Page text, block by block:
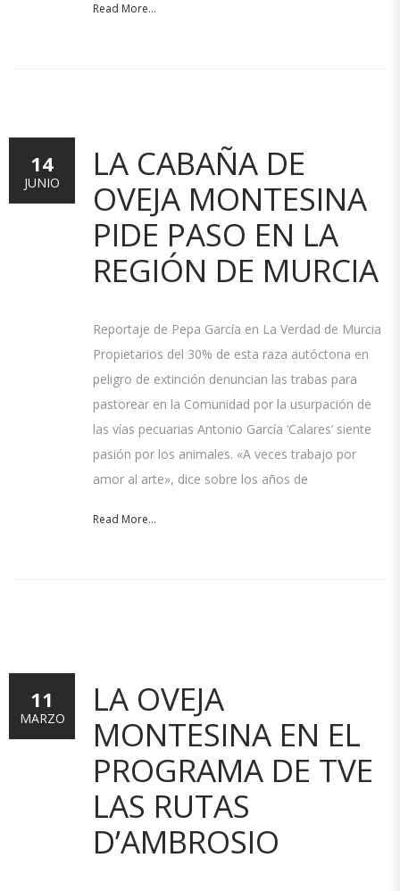
Read More...
LA CABAÑA DE
OVEJA MONTESINA
PIDE PASO EN LA
REGIÓN DE MURCIA
Reportaje de Pepa García en La Verdad de Murcia
Propietarios del 30% de esta raza autóctona en
peligro de extinción denuncian las trabas para
pastorear en la Comunidad por la usurpación de
las vías pecuarias Antonio García ‘Calares’ siente
pasión por los animales. «A veces trabajo por
amor al arte», dice sobre los años de
Read More...
14
JUNIO
LA OVEJA
MONTESINA EN EL
PROGRAMA DE TVE
LAS RUTAS
D’AMBROSIO
11
MARZO